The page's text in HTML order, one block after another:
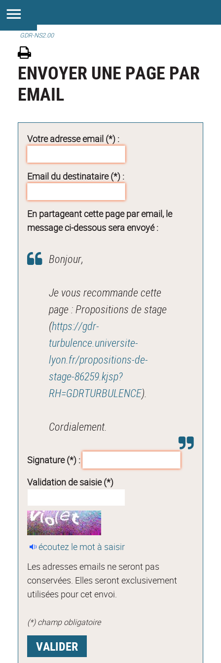
GDR-NS2.00
ENVOYER UNE PAGE PAR
EMAIL
Votre adresse email (*) :
Email du destinataire (*) :
En partageant cette page par email, le
message ci-dessous sera envoyé :
Bonjour,
Je vous recommande cette
page : Propositions de stage
(https://gdr-
turbulence.universite-
lyon.fr/propositions-de-
stage-86259.kjsp?
RH=GDRTURBULENCE).
Cordialement.
Signature (*) :
Validation de saisie (*)
écoutez le mot à saisir
Les adresses emails ne seront pas
conservées. Elles seront exclusivement
utilisées pour cet envoi.
(*) champ obligatoire